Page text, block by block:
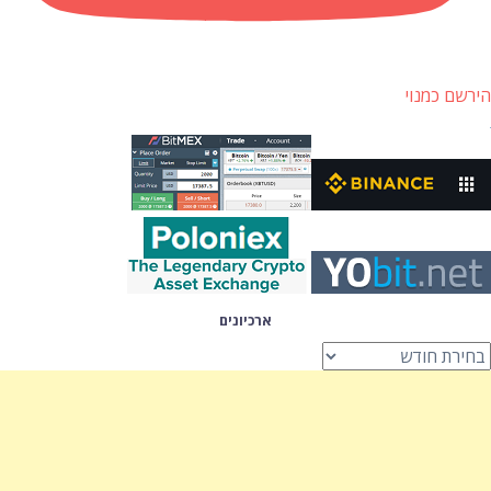
הירשם כמנוי
ארכיונים
ארכיונים